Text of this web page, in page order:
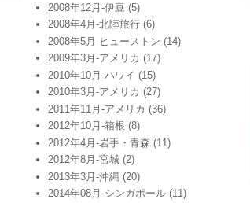
2008年12月-伊豆 (5)
2008年4月-北陸旅行 (6)
2008年5月-ヒューストン (14)
2009年3月-アメリカ (17)
2010年10月-ハワイ (15)
2010年3月-アメリカ (27)
2011年11月-アメリカ (36)
2012年10月-箱根 (8)
2012年4月-岩手・青森 (11)
2012年8月-宮城 (2)
2013年3月-沖縄 (20)
2014年08月-シンガポール (11)